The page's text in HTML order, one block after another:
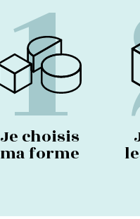
1
Je choisis
ma forme